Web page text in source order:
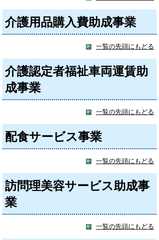
介護用品購入費助成事業
一覧の先頭にもどる
介護認定者福祉車両運賃助
成事業
一覧の先頭にもどる
配食サービス事業
一覧の先頭にもどる
訪問理美容サービス助成事
業
一覧の先頭にもどる